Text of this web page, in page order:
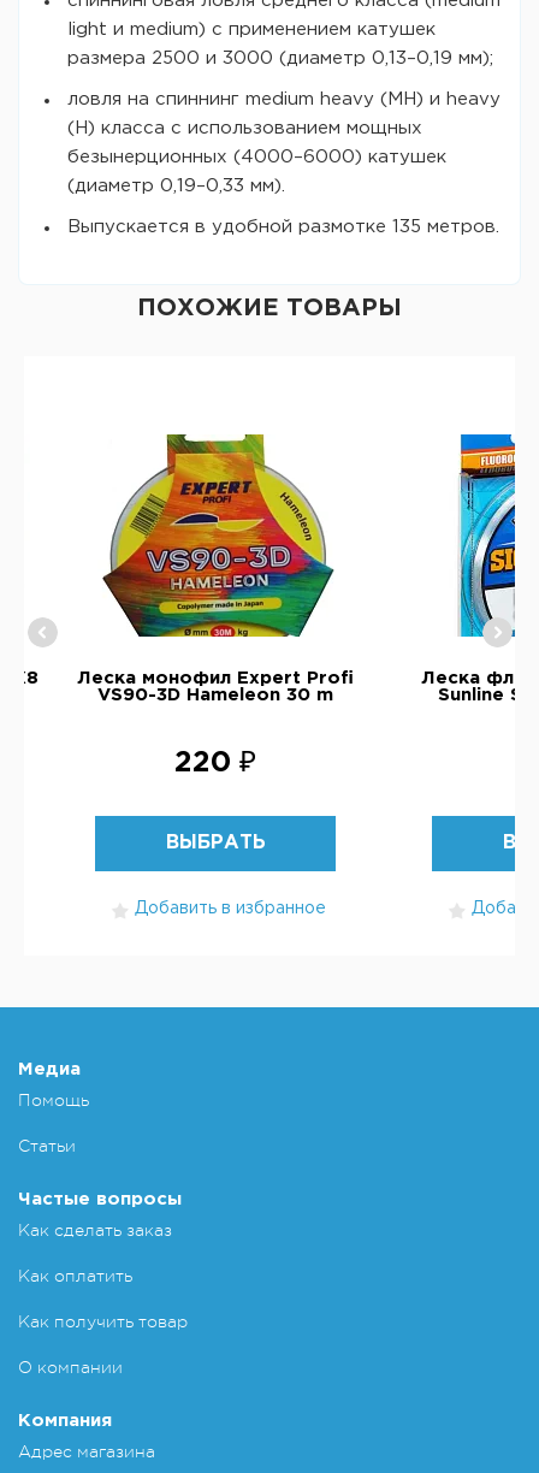
light и medium) с применением катушек
размера 2500 и 3000 (диаметр 0,13–0,19 мм);
ловля на спиннинг medium heavy (MH) и heavy
(H) класса с использованием мощных
безынерционных (4000–6000) катушек
(диаметр 0,19–0,33 мм).
Выпускается в удобной размотке 135 метров.
ПОХОЖИЕ ТОВАРЫ
X8
Леска монофил Expert Profi
VS90-3D Hameleon 30 m
220 ₽
ВЫБРАТЬ
Добавить в избранное
Леска
Sunline
Медиа
Помощь
Статьи
Частые вопросы
Как сделать заказ
Как оплатить
Как получить товар
О компании
Компания
Адрес магазина